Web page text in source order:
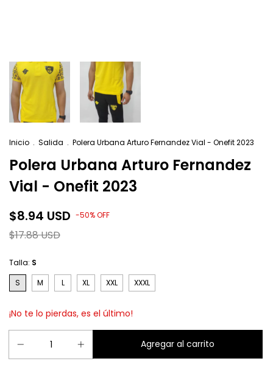
Inicio . Salida . Polera Urbana Arturo Fernandez Vial - Onefit 2023
Polera Urbana Arturo Fernandez
Vial - Onefit 2023
$8.94 USD -50%OFF
$17.88 USD
Talla: S
S
M L XL XXL XXXL
¡No te lo pierdas, es el último!